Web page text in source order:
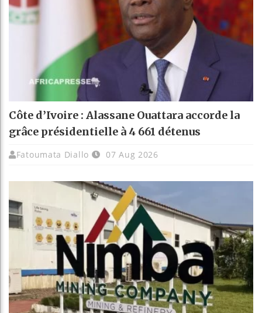
Côte d’Ivoire : Alassane Ouattara accorde la
grâce présidentielle à 4 661 détenus
Fatoumata Diallo 07 Aug 2026